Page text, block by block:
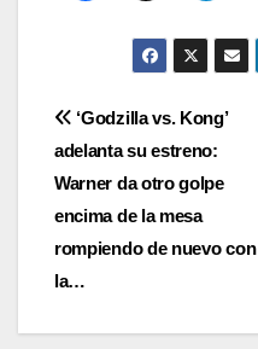
Navegación
de
entradas
‘Godzilla vs. Kong’
adelanta su estreno:
Warner da otro golpe
encima de la mesa
rompiendo de nuevo con
la…